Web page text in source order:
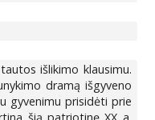
išlikimo klausimu.
dramą išgyveno
gyvenimu prisidėti prie
šią patriotinę XX a.